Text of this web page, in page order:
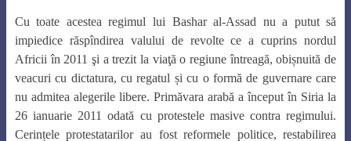
Cu toate acestea regimul lui Bashar al-Assad nu a putut să
impiedice răspîndirea valului de revolte ce a cuprins nordul
Africii în 2011 şi a trezit la viaţă o regiune întreagă, obișnuită de
veacuri cu dictatura, cu regatul și cu o formă de guvernare care
nu admitea alegerile libere. Primăvara arabă a început în Siria la
26 ianuarie 2011 odată cu protestele masive contra regimului.
Cerințele protestatarilor au fost reformele politice, restabilirea